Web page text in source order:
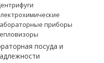
приборы
посуда и